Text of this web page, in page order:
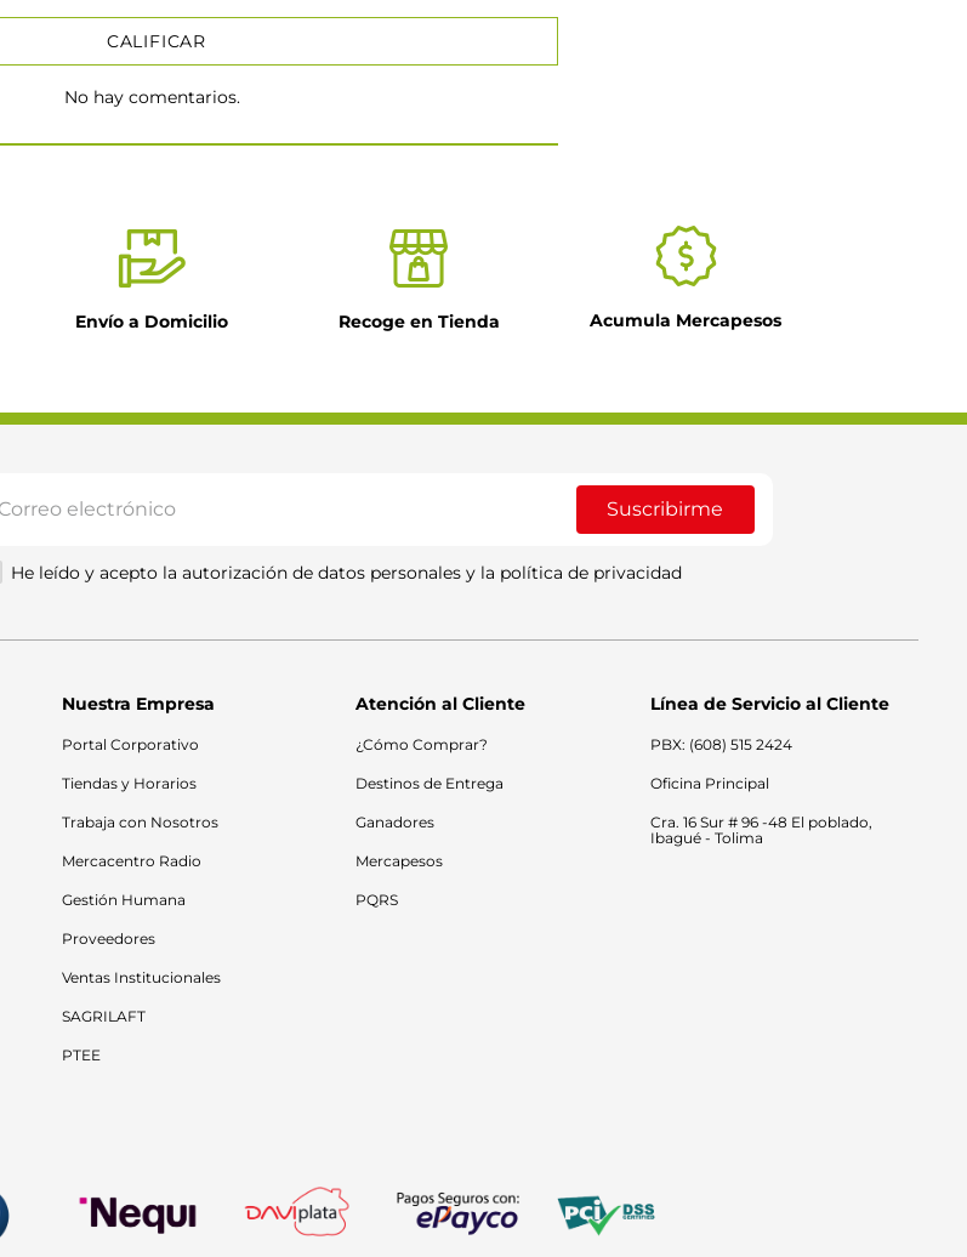
CALIFICAR
Enviar comentario
No hay comentarios.
Envío a Domicilio Recoge en Tienda Acumula Mercapesos
Suscribirme
He leído y acepto la autorización de datos personales y la política de privacidad
Nuestra Empresa
Portal Corporativo
Tiendas y Horarios
Trabaja con Nosotros
Mercacentro Radio
Gestión Humana
Proveedores
Ventas Institucionales
SAGRILAFT
PTEE
Atención al Cliente
¿Cómo Comprar?
Destinos de Entrega
Ganadores
Mercapesos
PQRS
Línea de Servicio al Cliente
PBX: (608) 515 2424
Oficina Principal
Cra. 16 Sur # 96 -48 El poblado,
Ibagué - Tolima